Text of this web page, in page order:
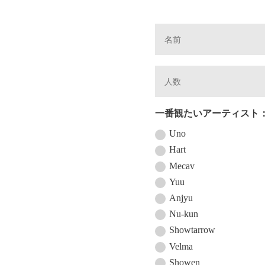
一番観たいアーティスト
Uno
Hart
Mecav
Yuu
Anjyu
Nu-kun
Showtarrow
Velma
Showen